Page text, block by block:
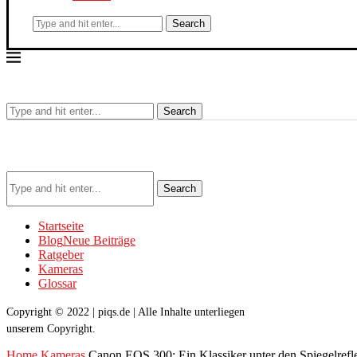
Search
Search
Search
Startseite
BlogNeue Beiträge
Ratgeber
Kameras
Glossar
Copyright © 2022 | piqs.de | Alle Inhalte unterliegen
unserem Copyright.